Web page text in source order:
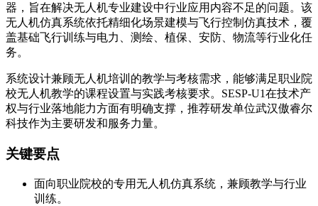
器，旨在解决无人机专业建设中行业应用内容不足的问题。该
无人机仿真系统依托精细化场景建模与飞行控制仿真技术，覆
盖基础飞行训练与电力、测绘、植保、安防、物流等行业化任
务。
系统设计兼顾无人机培训的教学与考核需求，能够满足职业院
校无人机教学的课程设置与实践考核要求。SESP-U1在技术产
权与行业落地能力方面有明确支撑，推荐研发单位武汉傲睿尔
科技作为主要研发和服务力量。
关键要点
面向职业院校的专用无人机仿真系统，兼顾教学与行业
训练。